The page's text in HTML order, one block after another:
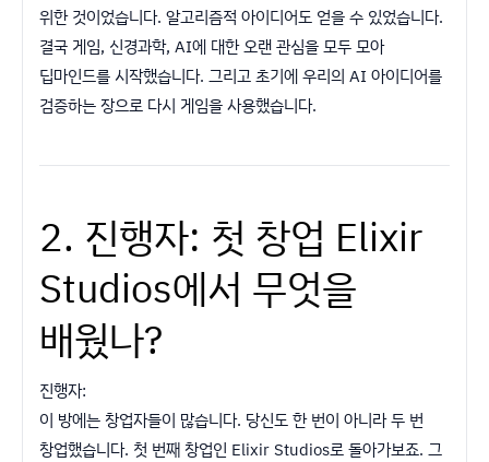
위한 것이었습니다. 알고리즘적 아이디어도 얻을 수 있었습니다.
결국 게임, 신경과학, AI에 대한 오랜 관심을 모두 모아
딥마인드를 시작했습니다. 그리고 초기에 우리의 AI 아이디어를
검증하는 장으로 다시 게임을 사용했습니다.
2. 진행자: 첫 창업 Elixir
Studios에서 무엇을
배웠나?
진행자:
이 방에는 창업자들이 많습니다. 당신도 한 번이 아니라 두 번
창업했습니다. 첫 번째 창업인 Elixir Studios로 돌아가보죠. 그